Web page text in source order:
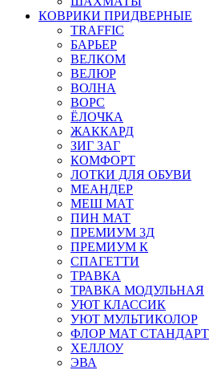
КОВРИКИ ПРИДВЕРНЫЕ
TRAFFIC
БАРЬЕР
ВЕЛКОМ
ВЕЛЮР
ВОЛНА
ВОРС
ЁЛОЧКА
ЖАККАРД
ЗИГ ЗАГ
КОМФОРТ
ЛОТКИ ДЛЯ ОБУВИ
МЕАНДЕР
МЕШ МАТ
ПИН МАТ
ПРЕМИУМ 3Д
ПРЕМИУМ К
СПАГЕТТИ
ТРАВКА
ТРАВКА МОДУЛЬНАЯ
УЮТ КЛАССИК
УЮТ МУЛЬТИКОЛОР
ФЛОР МАТ СТАНДАРТ
ХЕЛЛОУ
ЭВА